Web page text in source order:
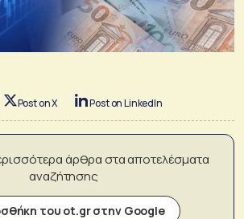
Post on X Post on LinkedIn
άρθρα στα αποτελέσματα
αναζήτησης
του ot.gr στην Google